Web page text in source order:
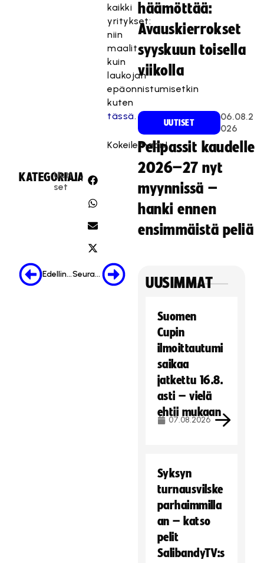
kaikki
yritykset:
niin
maalit
kuin
laukojan
epäonnistumisetkin
kuten
tässä.
Kokeilemaan!
KATEGORIA:
Uuti
set
JAA:
Edellinen Seuraava
häämöttää:
Avauskierrokset
syyskuun toisella
viikolla
UUTISET
06.08.2
026
Pelipassit kaudelle
2026–27 nyt
myynnissä –
hanki ennen
ensimmäistä peliä
UUSIMMAT
Suomen
Cupin
ilmoittautumi
saikaa
jatkettu 16.8.
asti – vielä
ehtii mukaan
07.08.2026
Syksyn
turnausvilske
parhaimmilla
an – katso
pelit
SalibandyTV:s